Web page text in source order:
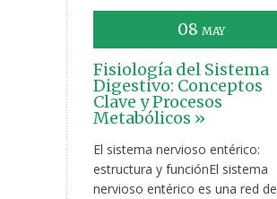
08 MAY
Fisiología del Sistema
Digestivo: Conceptos
Clave y Procesos
Metabólicos »
El sistema nervioso entérico:
estructura y funciónEl sistema
nervioso entérico es una red de